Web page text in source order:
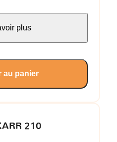
210
plus
au panier